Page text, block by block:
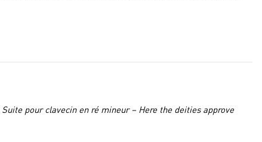
Suite pour clavecin en ré mineur – Here the deities approve